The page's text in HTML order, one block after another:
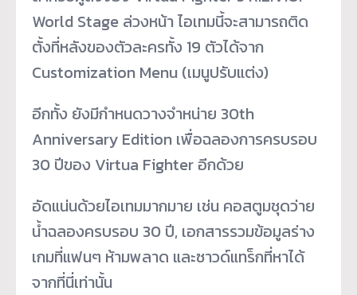
World Stage ล่วงหน้า ไอเทมนี้จะสามารถติด
ตั้งที่หลังของตัวละครทั้ง 19 ตัวได้จาก
Customization Menu (เมนูปรับแต่ง)
อีกทั้ง ยังมีกำหนดวางจำหน่าย 30th
Anniversary Edition เพื่อฉลองการครบรอบ
30 ปีของ Virtua Fighter อีกด้วย
อัดแน่นด้วยไอเทมมากมาย เช่น คอสตูมชุดว่าย
น้ำฉลองครบรอบ 30 ปี, เอกสารรวมข้อมูลร่าง
เกมที่แฟนๆ ห้ามพลาด และซาวด์แทร็กที่หาได้
จากที่นี่เท่านั้น